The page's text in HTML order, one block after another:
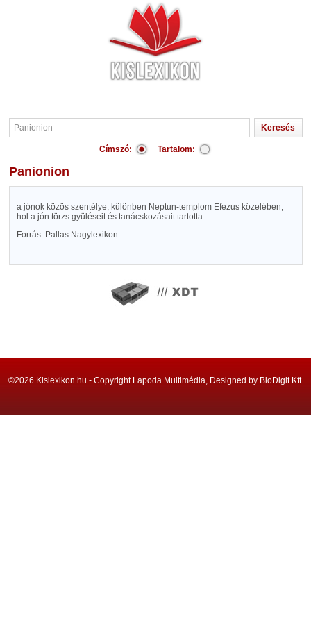
Címszó: Tartalom:
Panionion
a jónok közös szentélye; különben Neptun-templom Efezus közelében,
hol a jón törzs gyüléseit és tanácskozásait tartotta.
Forrás: Pallas Nagylexikon
©2026 Kislexikon.hu - Copyright Lapoda Multimédia, Designed by BioDigit Kft.